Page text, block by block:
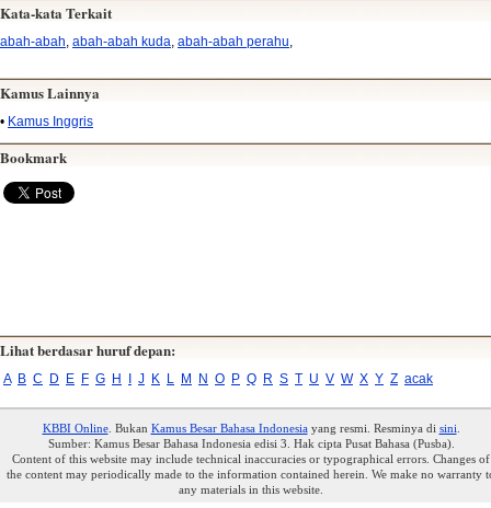
Kata-kata Terkait
abah-abah abah-abah kuda abah-abah perahu
Kamus Lainnya
• Kamus Inggris
Bookmark
Lihat berdasar huruf depan:
A B C D E F G H J K L M N O P Q R S T U V W X Y Z acak
KBBI Online. Bukan Kamus Besar Bahasa Indonesiayang resmi. Resminya di sini
Sumber: Kamus Besar Bahasa Indonesia edisi 3. Hak cipta Pusat Bahasa (Pusba).
Content of this website may include technical inaccuracies or typographical errors. Changes of
the content may periodically made to the information contained herein. We make no warranty
any materials in this website.